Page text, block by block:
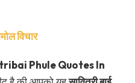
विचार
Phule Quotes In